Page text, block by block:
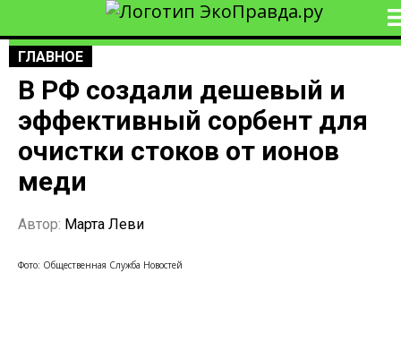
ГЛАВНОЕ
В РФ создали дешевый и
эффективный сорбент для
очистки стоков от ионов
меди
Автор: Марта Леви
Фото: Общественная Служба Новостей